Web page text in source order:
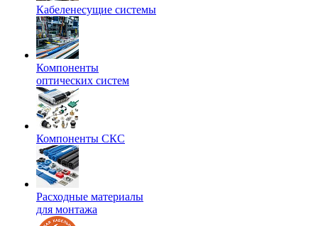
Кабеленесущие системы
Компоненты
оптических систем
Компоненты СКС
Расходные материалы
для монтажа